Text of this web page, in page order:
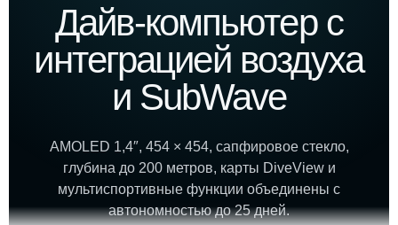
Дайв-компьютер с
интеграцией воздуха
и SubWave
AMOLED 1,4″, 454 × 454, сапфировое стекло,
глубина до 200 метров, карты DiveView и
мультиспортивные функции объединены с
автономностью до 25 дней.